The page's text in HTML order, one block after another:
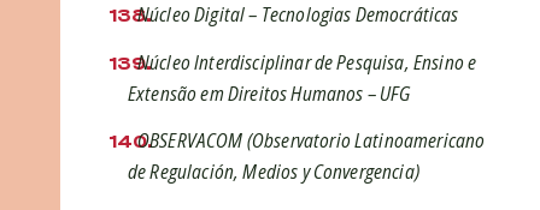
Núcleo Digital – Tecnologias Democráticas
Núcleo Interdisciplinar de Pesquisa, Ensino e
Extensão em Direitos Humanos – UFG
OBSERVACOM (Observatorio Latinoamericano
de Regulación, Medios y Convergencia)